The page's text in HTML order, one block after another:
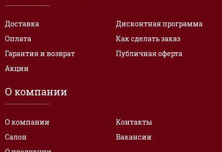
Доставка
Оплата
Гарантия и возврат
Акции
Дисконтная программа
Как сделать заказ
Публичная оферта
О компании
О компании
Салон
Контакты
Вакансии